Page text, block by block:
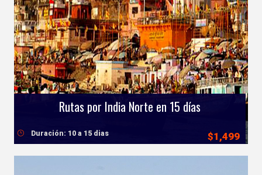
Rutas por India Norte en 15 días
$1,499
Duración: 10 a 15 dias